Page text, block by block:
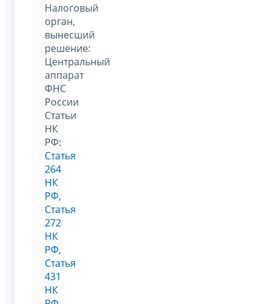
Налоговый
орган,
вынесший
решение:
Центральный
аппарат
ФНС
России
Статьи
НК
РФ:
Статья
264
НК
РФ,
Статья
272
НК
РФ,
Статья
431
НК